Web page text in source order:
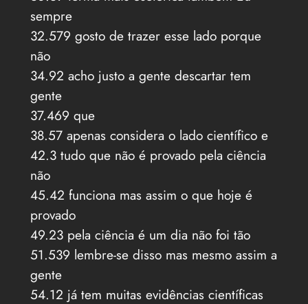
sempre
32.579 gosto de trazer esse lado porque
não
34.92 acho justo a gente descartar tem
gente
37.469 que
38.57 apenas considera o lado científico e
42.3 tudo que não é provado pela ciência
não
45.42 funciona mas assim o que hoje é
provado
49.23 pela ciência é um dia não foi tão
51.539 lembre-se disso mas mesmo assim a
gente
54.12 já tem muitas evidências científicas